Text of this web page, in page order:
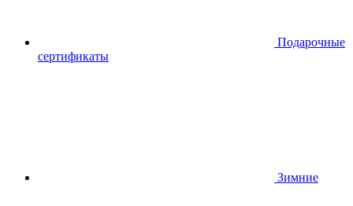
Подарочные
сертификаты
Зимние